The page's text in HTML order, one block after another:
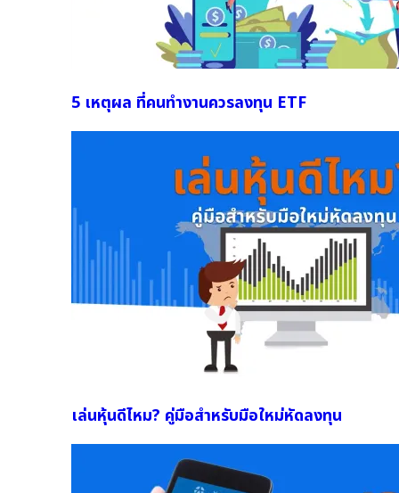
5 เหตุผล ที่คนทำงานควรลงทุน ETF
เล่นหุ้นดีไหม? คู่มือสำหรับมือใหม่หัดลงทุน